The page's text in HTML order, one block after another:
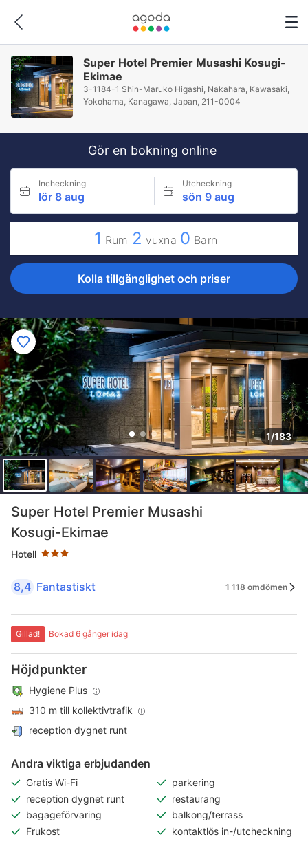
Super Hotel Premier Musashi Kosugi-
Ekimae
3-1184-1 Shin-Maruko Higashi, Nakahara, Kawasaki,
Yokohama, Kanagawa, Japan, 211-0004
Gör en bokning online
Incheckning
lör 8 aug
Utcheckning
sön 9 aug
1 Rum 2 vuxna 0 Barn
Kolla tillgänglighet och priser
1/183
Super Hotel Premier Musashi
Kosugi-Ekimae
Hotell
Stjärnklassificering: 3 stjärnor
8,4 Fantastiskt 1 118 omdömen
Gillad! Bokad 6 gånger idag
Höjdpunkter
Hygiene Plus
310 m till kollektivtrafik
reception dygnet runt
Andra viktiga erbjudanden
Gratis Wi-Fi
parkering
reception dygnet runt
restaurang
bagageförvaring
balkong/terrass
Frukost
kontaktlös in-/utcheckning